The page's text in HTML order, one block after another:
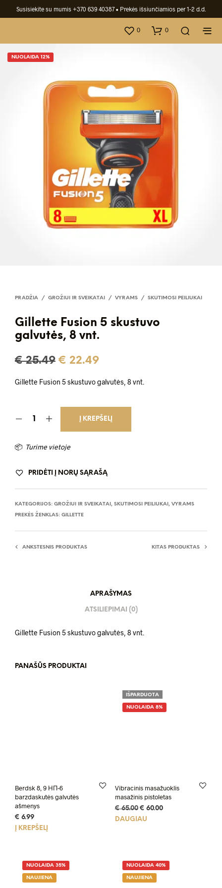
Susisiekite su mumis +370 639 40387• Prekės išsiunčiamios per 1-2 d.d.
0 0
NUOLAIDA 12%
PRADŽIA / GROŽIUI IR SVEIKATAI / VYRAMS / SKUTIMOSI PEILIUKAI
Gillette Fusion 5 skustuvo
galvutės, 8 vnt.
€25.49 Original
price
€ 25.49.
€ 22.49Current
price
€ 22.49.
Gillette Fusion 5 skustuvo galvutės, 8 vnt.
Į KREPŠELĮ
📦 Turime vietoje
PRIDĖTI Į NORŲ SĄRAŠĄ
KATEGORIJOS: GROŽIUI IR SVEIKATAI , SKUTIMOSI PEILIUKAI , VYRAMS
PREKĖS ŽENKLAS: GILLETTE
ANKSTESNIS PRODUKTAS KITAS PRODUKTAS
APRAŠYMAS
ATSILIEPIMAI (0)
Gillette Fusion 5 skustuvo galvutės, 8 vnt.
PANAŠŪS PRODUKTAI
Berdsk 8, 9 НП-6
barzdaskutės galvutės
ašmenys
€ 6.99
Į KREPŠELĮ
IŠPARDUOTA
NUOLAIDA 8%
Vibracinis masažuoklis
masažinis pistoletas
€65.00 Original
price
€ 60.00Current
DAUGIAU
NUOLAIDA 35%
NAUJIENA
NUOLAIDA 40%
NAUJIENA